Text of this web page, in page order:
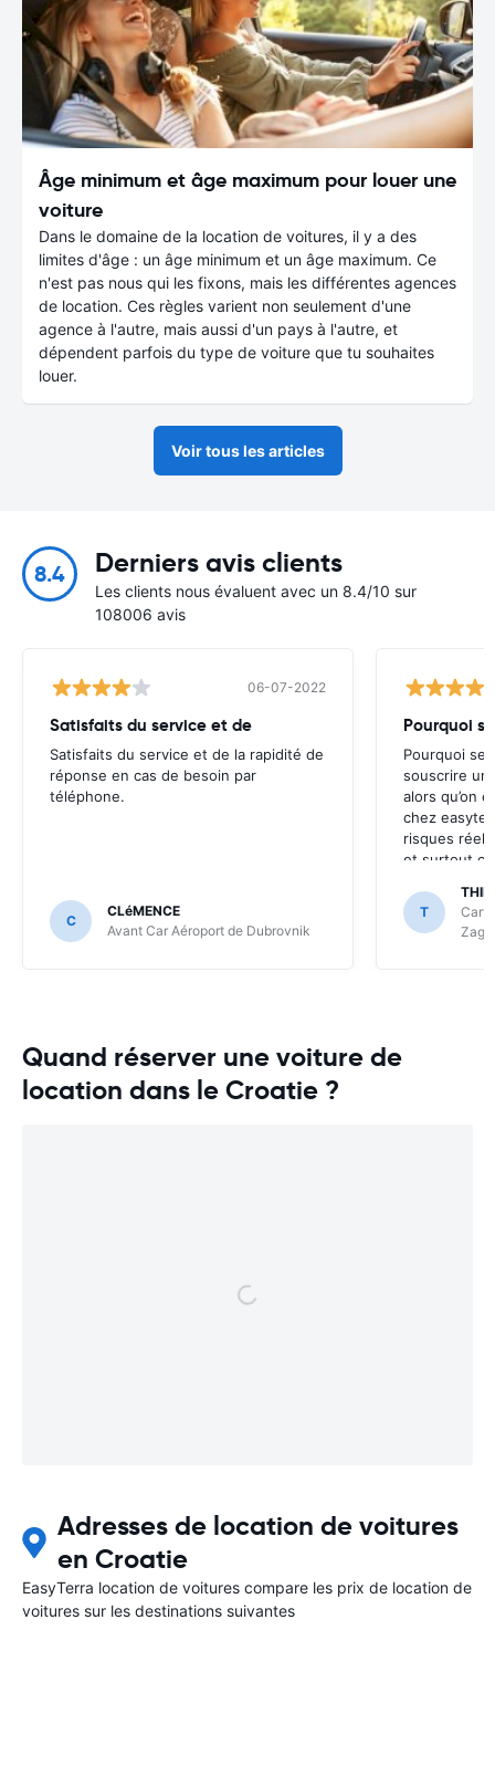
Âge minimum et âge maximum pour louer une
voiture
Dans le domaine de la location de voitures, il y a des
limites d'âge : un âge minimum et un âge maximum. Ce
n'est pas nous qui les fixons, mais les différentes agences
de location. Ces règles varient non seulement d'une
agence à l'autre, mais aussi d'un pays à l'autre, et
dépendent parfois du type de voiture que tu souhaites
louer.
Voir tous les articles
8.4 Derniers avis clients
Les clients nous évaluent avec un 8.4/10 sur
108006 avis
06-07-2022
Satisfaits du service et de
Satisfaits du service et de la rapidité de
réponse en cas de besoin par
téléphone.
C
CLéMENCE
Avant Car Aéroport de Dubrovnik
Pourquoi
Pourquoi se
souscrire
alors qu’on
chez
risques
et surtout
personnel
souscrivez
T
Quand réserver une voiture de
location dans le Croatie ?
Adresses de location de voitures
en Croatie
EasyTerra location de voitures compare les prix de location de
voitures sur les destinations suivantes